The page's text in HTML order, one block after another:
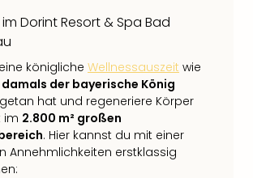
Dorint Resort & Spa Bad
königliche Wellnessauszeit wie
damals der bayerische König
getan hat und regeneriere Körper
im 2.800 m² großen
. Hier kannst du mit einer
Annehmlichkeiten erstklassig